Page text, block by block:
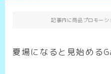
記事内に商品プロモー
夏場になると見始める